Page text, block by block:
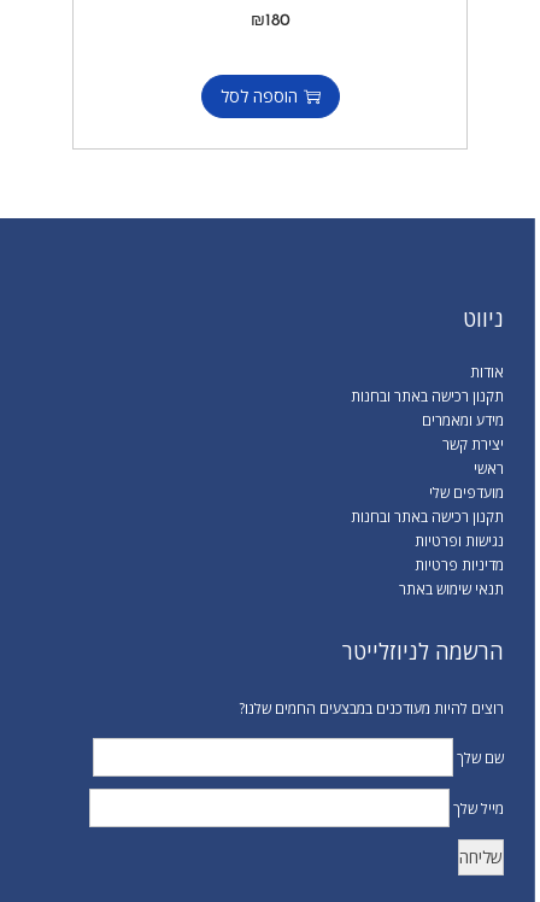
₪180
הוספה לסל
ניווט
אודות
תקנון רכישה באתר ובחנות
מידע ומאמרים
יצירת קשר
ראשי
מועדפים שלי
תקנון רכישה באתר ובחנות
נגישות ופרטיות
מדיניות פרטיות
תנאי שימוש באתר
הרשמה לניוזלייטר
רוצים להיות מעודכנים במבצעים החמים שלנו?
שם שלך
מייל שלך